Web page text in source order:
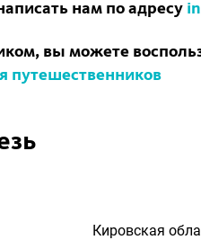
нам по адресу
вы можете
путешественников
Кировская